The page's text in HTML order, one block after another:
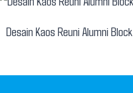
Desain Kaos Reuni Alumni Block